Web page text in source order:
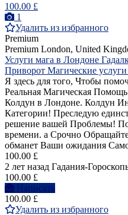
100.00 £
1
Удалить из избранного
Premium
Premium London, United
Услуги мага в Лондоне
Приворот Магические
Я здесь для того, Чтобы
Реальная Магическая
Колдун в Лондоне. Колдун
Категории! Преследую
решение вашей Проблемы!
времени. а Срочно
обманет Ваши ожидания
100.00 £
2 лет назад Гадания-
100.00 £
Написать
100.00 £
Удалить из избранного